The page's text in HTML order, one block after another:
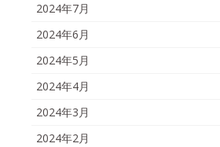
2024年7月
2024年6月
2024年5月
2024年4月
2024年3月
2024年2月